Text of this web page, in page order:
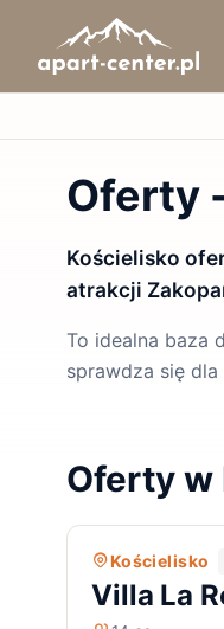
Oferty
Kościelisko
atrakcji
To idealna baza
sprawdza się
Oferty w
Kościelisko
Villa La